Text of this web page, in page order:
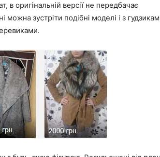
в оригінальній версії не передбачає
можна зустріти подібні моделі і з